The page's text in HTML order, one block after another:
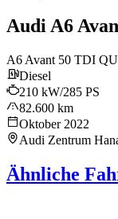
Audi A6
A6 Avant 50 TDI
Diesel
210 kW/285 PS
82.600 km
Oktober 2022
Audi Zentrum
Ähnliche